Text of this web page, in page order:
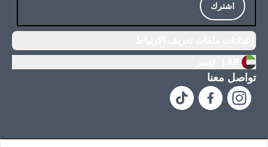
اشترك
تواصل معنا